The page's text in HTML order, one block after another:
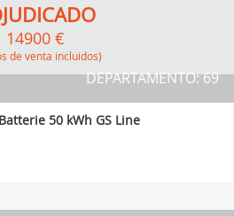
DEPARTAMENTO: 69
14900 €
de venta incluidos)
50 kWh GS Line